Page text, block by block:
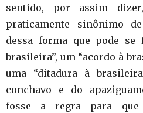
sentido, por assim
praticamente sinônimo
dessa forma que pode se
brasileira”, um “acordo à
uma “ditadura à
conchavo e do
fosse a regra para